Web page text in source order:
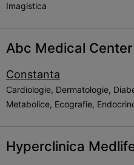
Imagistica
Abc Medical Center
Constanta
Cardiologie, Dermatologie,
Metabolice, Ecografie,
Hyperclinica